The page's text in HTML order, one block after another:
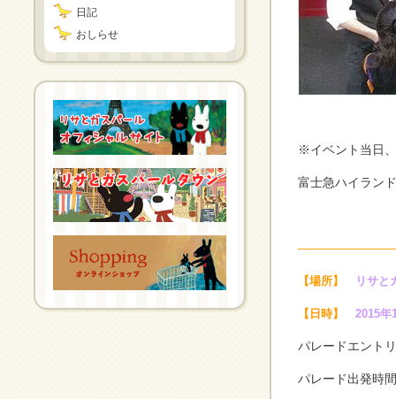
日記
おしらせ
※イベント当日
富士急ハイラン
【場所】 リサと
【日時】 2015
パレードエント
パレード出発時